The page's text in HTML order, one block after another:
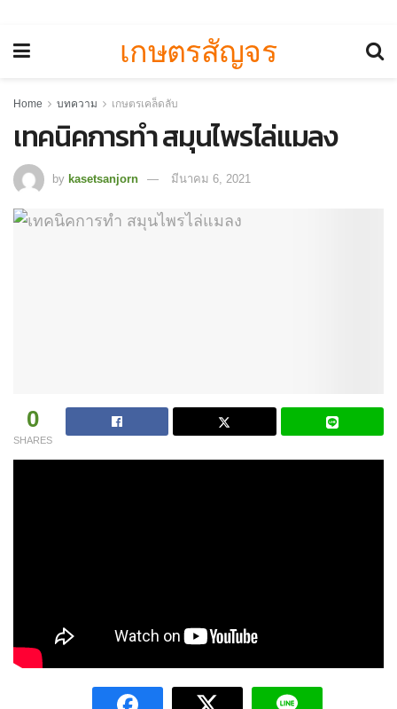
เกษตรสัญจร
Home บทความ เกษตรเคล็ดลับ
เทคนิคการทำ สมุนไพรไล่แมลง
by kasetsanjorn มีนาคม 6, 2021
0
SHARES